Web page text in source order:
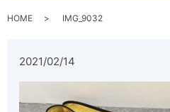
HOME IMG_9032
2021/02/14